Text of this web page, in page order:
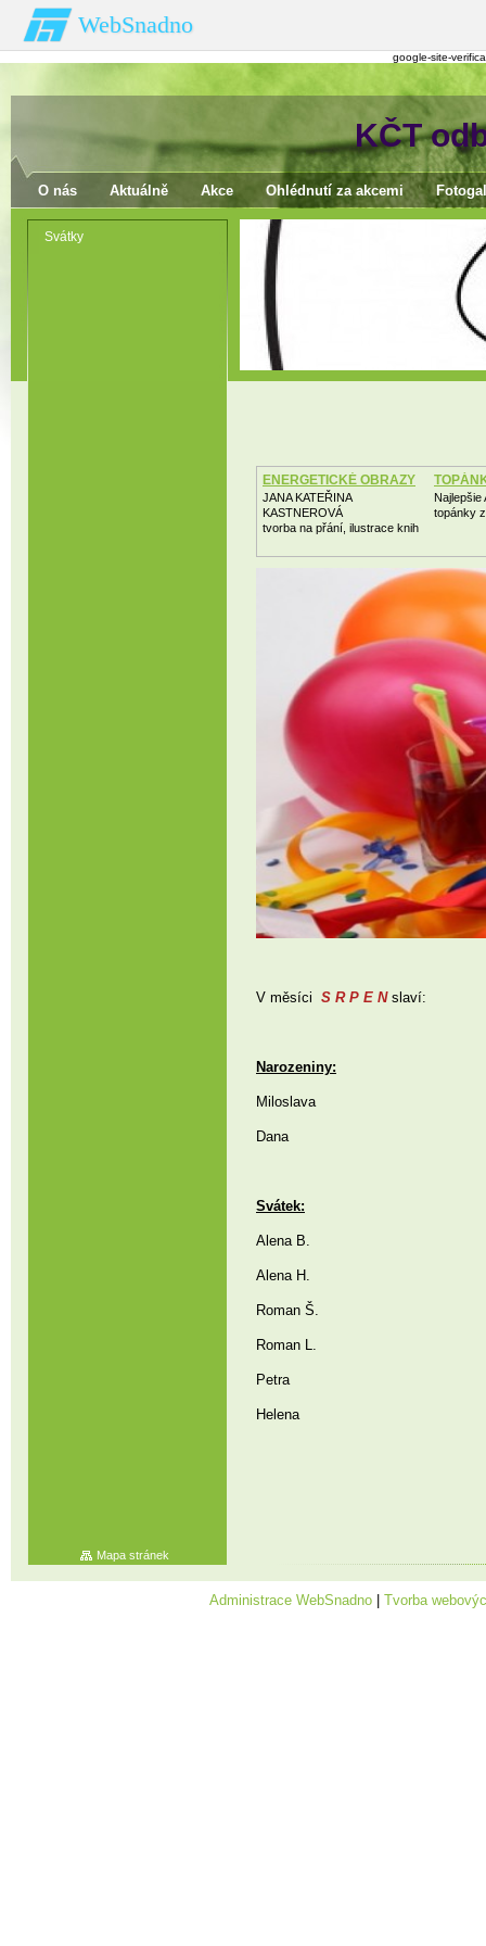
google-site-
WebSnadno
KČT
O nás Aktuálně Akce Ohlédnutí za akcemi
Svátky
ENERGETICKÉ OBRAZY
JANA KATEŘINA
KASTNEROVÁ
tvorba na přání, ilustrace knih
Najlepšie
topánky
V měsíci S R P E N slaví:
Narozeniny:
Miloslava
Dana
Svátek:
Alena B.
Alena H.
Roman Š.
Roman L.
Petra
Helena
Mapa stránek
Administrace WebSnadno Tvorba